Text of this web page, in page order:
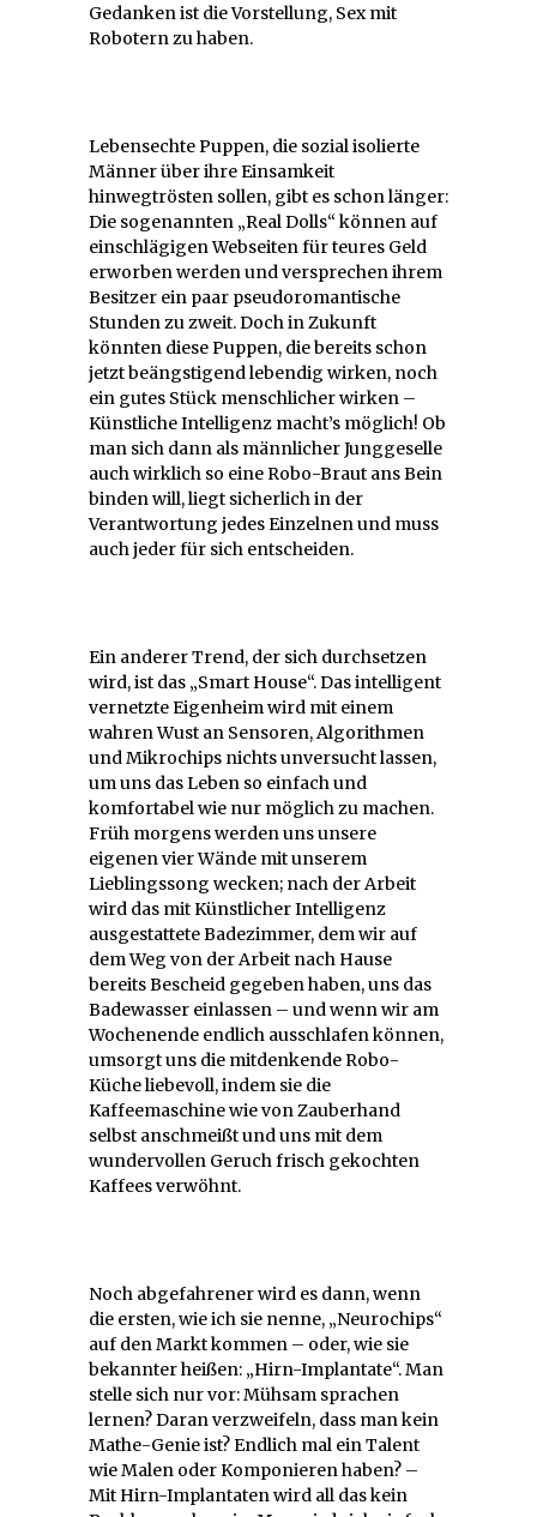
Gedanken ist die Vorstellung, Sex mit
Robotern zu haben.
Lebensechte Puppen, die sozial isolierte
Männer über ihre Einsamkeit
hinwegtrösten sollen, gibt es schon länger:
Die sogenannten „Real Dolls“ können auf
einschlägigen Webseiten für teures Geld
erworben werden und versprechen ihrem
Besitzer ein paar pseudoromantische
Stunden zu zweit. Doch in Zukunft
könnten diese Puppen, die bereits schon
jetzt beängstigend lebendig wirken, noch
ein gutes Stück menschlicher wirken –
Künstliche Intelligenz macht’s möglich! Ob
man sich dann als männlicher Junggeselle
auch wirklich so eine Robo-Braut ans Bein
binden will, liegt sicherlich in der
Verantwortung jedes Einzelnen und muss
auch jeder für sich entscheiden.
Ein anderer Trend, der sich durchsetzen
wird, ist das „Smart House“. Das intelligent
vernetzte Eigenheim wird mit einem
wahren Wust an Sensoren, Algorithmen
und Mikrochips nichts unversucht lassen,
um uns das Leben so einfach und
komfortabel wie nur möglich zu machen.
Früh morgens werden uns unsere
eigenen vier Wände mit unserem
Lieblingssong wecken; nach der Arbeit
wird das mit Künstlicher Intelligenz
ausgestattete Badezimmer, dem wir auf
dem Weg von der Arbeit nach Hause
bereits Bescheid gegeben haben, uns das
Badewasser einlassen – und wenn wir am
Wochenende endlich ausschlafen können,
umsorgt uns die mitdenkende Robo-
Küche liebevoll, indem sie die
Kaffeemaschine wie von Zauberhand
selbst anschmeißt und uns mit dem
wundervollen Geruch frisch gekochten
Kaffees verwöhnt.
Noch abgefahrener wird es dann, wenn
die ersten, wie ich sie nenne, „Neurochips“
auf den Markt kommen – oder, wie sie
bekannter heißen: „Hirn-Implantate“. Man
stelle sich nur vor: Mühsam sprachen
lernen? Daran verzweifeln, dass man kein
Mathe-Genie ist? Endlich mal ein Talent
wie Malen oder Komponieren haben? –
Mit Hirn-Implantaten wird all das kein